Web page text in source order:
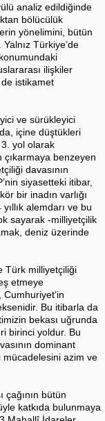
analiz edildiğinde
bölücülük
yönelimini, bütün
Türkiye’de
ilişkiler
istikamet
ve sürükleyici
içine düştükleri
yol olarak
çıkarmaya benzeyen
davasının
siyasetteki itibar,
bir inadın varlığı
alemdarı ve bu
sayarak -milliyetçilik
deniz üzerinde
Türk milliyetçiliği
etmeye
Bu itibarla da
bekası uğrunda
birinci yoldur. Bu
dominant
azim ve
çağının bütün
katkıda bulunmaya